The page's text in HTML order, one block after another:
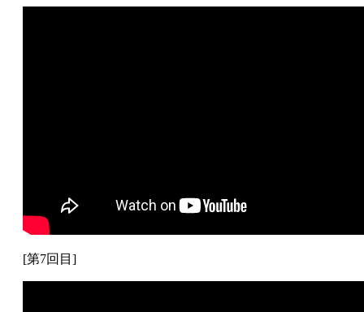
[第7回目]